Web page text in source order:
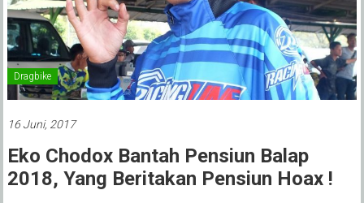
Dragbike
16 Juni, 2017
Eko Chodox Bantah Pensiun Balap
2018, Yang Beritakan Pensiun Hoax !